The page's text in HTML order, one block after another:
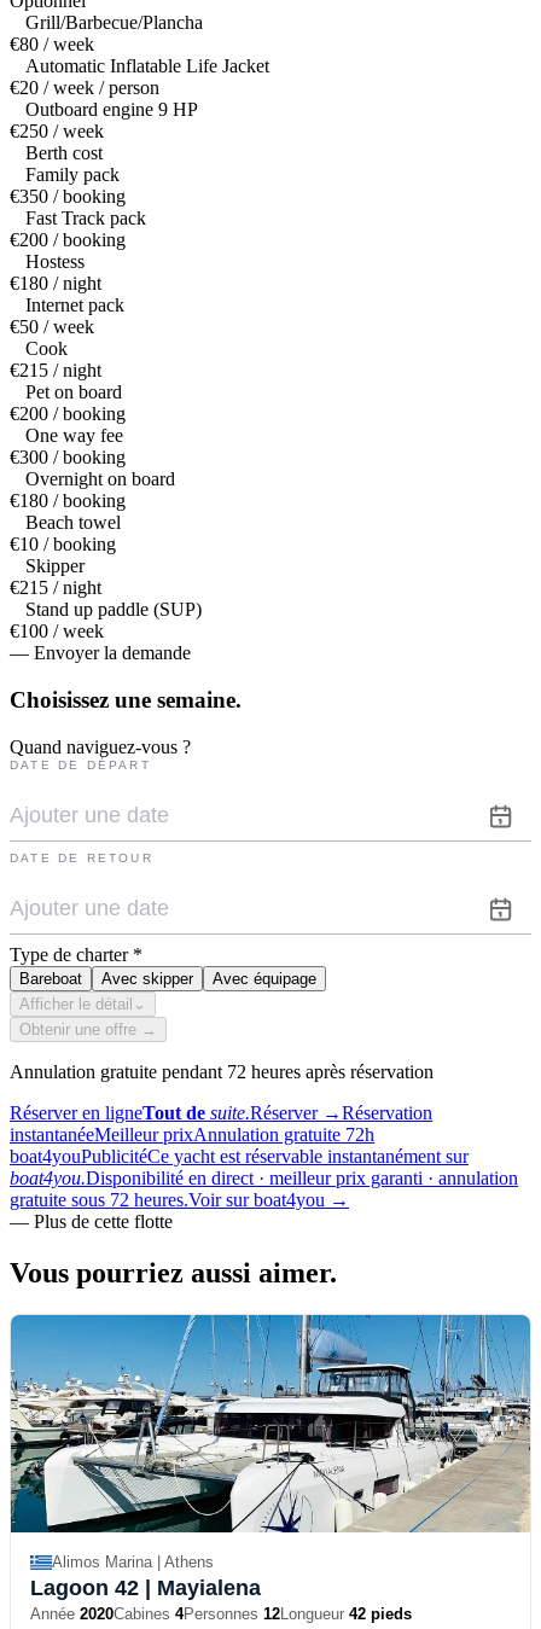
Grill/Barbecue/Plancha
€80 / week
Automatic Inflatable Life Jacket
€20 / week / person
Outboard engine 9 HP
€250 / week
Berth cost
Family pack
€350 / booking
Fast Track pack
€200 / booking
Hostess
€180 / night
Internet pack
€50 / week
Cook
€215 / night
Pet on board
€200 / booking
One way fee
€300 / booking
Overnight on board
€180 / booking
Beach towel
€10 / booking
Skipper
€215 / night
Stand up paddle (SUP)
€100 / week
— Envoyer la demande
Choisissez une semaine.
Quand naviguez-vous ?
DATE DE DÉPART
DATE DE RETOUR
Type de charter *
Bareboat Avec skipper
Avec équipage
Afficher le détail ⌄
Obtenir une offre →
Annulation gratuite pendant 72 heures après réservation
Réserver en ligneTout de suite.Réserver →Réservation
instantanéeMeilleur prixAnnulation gratuite 72h
boat4youPublicitéCe yacht est réservable instantanément sur
boat4you.Disponibilité en direct · meilleur prix garanti · annulation
gratuite sous 72 heures.Voir sur boat4you →
— Plus de cette flotte
Vous pourriez aussi aimer.
Alimos Marina | Athens
Lagoon 42 | Mayialena
Année 2020Cabines 4Personnes 12Longueur 42 pieds